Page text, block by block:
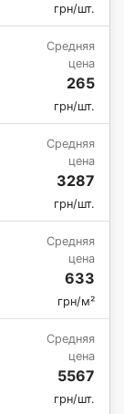
грн/шт.
Средняя
цена
265
грн/шт.
Средняя
цена
3287
грн/шт.
Средняя
цена
633
грн/м²
Средняя
цена
5567
грн/шт.